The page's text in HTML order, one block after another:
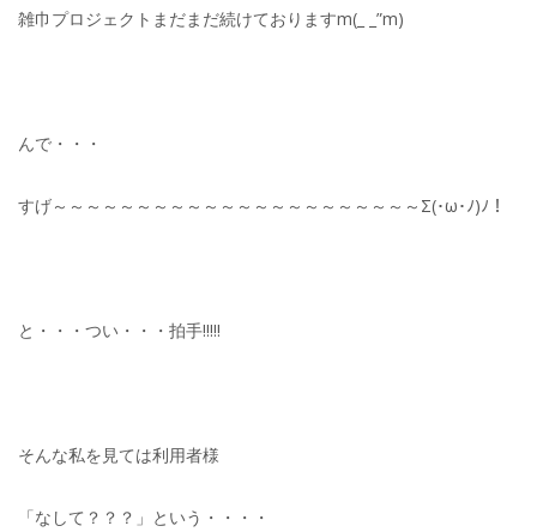
雑巾プロジェクトまだまだ続けておりますm(_ _”m)
んで・・・
すげ～～～～～～～～～～～～～～～～～～～～～～Σ(･ω･ﾉ)ﾉ！
と・・・つい・・・拍手!!!!!
そんな私を見ては利用者様
「なして？？？」という・・・・